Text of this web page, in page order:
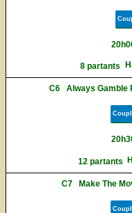
8 partants
C6 Always Gamble
12 partants
C7 Make The